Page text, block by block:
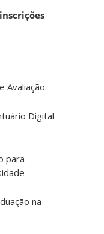
Avaliação
Digital
para
na